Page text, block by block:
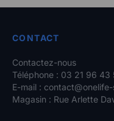
CONTACT
Contactez-nous
Téléphone : 03 21 96 43
E-mail :
Magasin : Rue Arlette